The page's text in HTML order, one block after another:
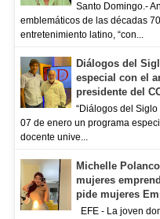
Santo Domingo.-
emblemáticos de las décadas
entretenimiento latino, “con...
Diálogos del
especial con el
presidente del
“Diálogos del Siglo
07 de enero un programa
docente unive...
Michelle
mujeres
pide mujeres
EFE - La joven